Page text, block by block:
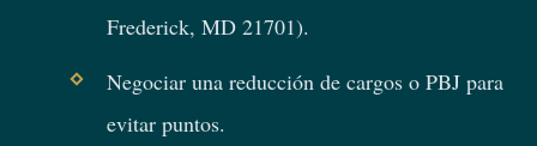
Frederick, MD 21701).
Negociar una reducción de cargos o PBJ para
evitar puntos.